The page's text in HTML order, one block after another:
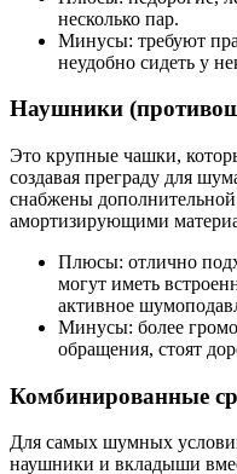
несколько пар.
Минусы: требуют
неудобно сидеть у
Наушники
Это крупные чашки,
создавая преграду для
снабжены дополнительной
амортизирующими
Плюсы: отлично
могут иметь
активное
Минусы: более
обращения, стоят
Комбинированные
Для самых шумных
наушники и вкладыши